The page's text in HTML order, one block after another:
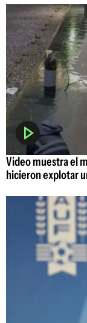
Video muestra el
hicieron explotar